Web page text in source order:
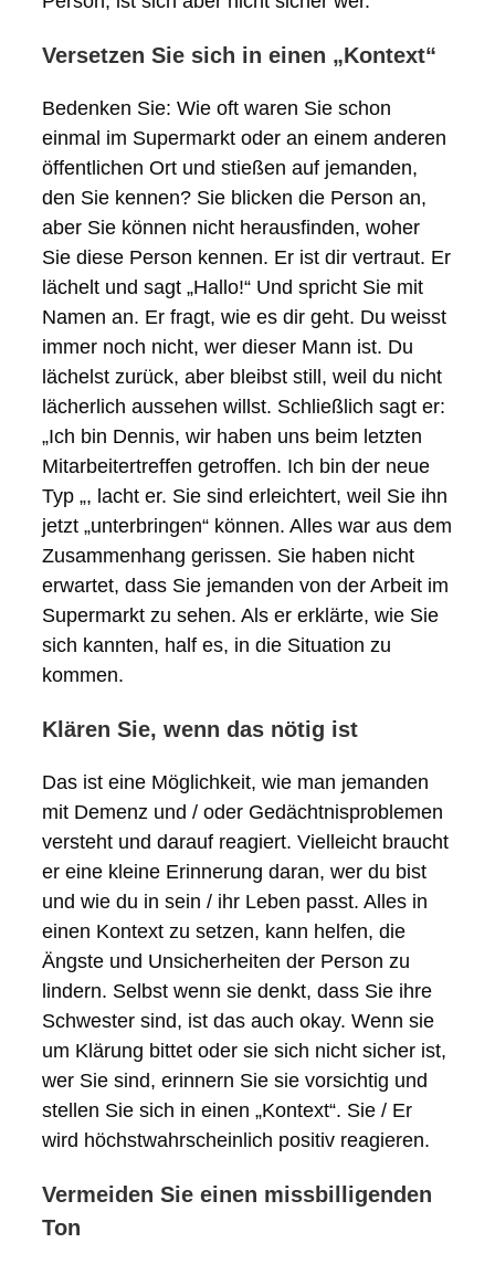
Versetzen Sie sich in einen „Kontext“
Bedenken Sie: Wie oft waren Sie schon
einmal im Supermarkt oder an einem anderen
öffentlichen Ort und stießen auf jemanden,
den Sie kennen? Sie blicken die Person an,
aber Sie können nicht herausfinden, woher
Sie diese Person kennen. Er ist dir vertraut. Er
lächelt und sagt „Hallo!“ Und spricht Sie mit
Namen an. Er fragt, wie es dir geht. Du weisst
immer noch nicht, wer dieser Mann ist. Du
lächelst zurück, aber bleibst still, weil du nicht
lächerlich aussehen willst. Schließlich sagt er:
„Ich bin Dennis, wir haben uns beim letzten
Mitarbeitertreffen getroffen. Ich bin der neue
Typ „, lacht er. Sie sind erleichtert, weil Sie ihn
jetzt „unterbringen“ können. Alles war aus dem
Zusammenhang gerissen. Sie haben nicht
erwartet, dass Sie jemanden von der Arbeit im
Supermarkt zu sehen. Als er erklärte, wie Sie
sich kannten, half es, in die Situation zu
kommen.
Klären Sie, wenn das nötig ist
Das ist eine Möglichkeit, wie man jemanden
mit Demenz und / oder Gedächtnisproblemen
versteht und darauf reagiert. Vielleicht braucht
er eine kleine Erinnerung daran, wer du bist
und wie du in sein / ihr Leben passt. Alles in
einen Kontext zu setzen, kann helfen, die
Ängste und Unsicherheiten der Person zu
lindern. Selbst wenn sie denkt, dass Sie ihre
Schwester sind, ist das auch okay. Wenn sie
um Klärung bittet oder sie sich nicht sicher ist,
wer Sie sind, erinnern Sie sie vorsichtig und
stellen Sie sich in einen „Kontext“. Sie / Er
wird höchstwahrscheinlich positiv reagieren.
Vermeiden Sie einen missbilligenden
Ton